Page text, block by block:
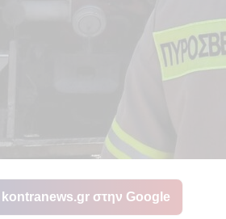
kontranews.gr στην Google